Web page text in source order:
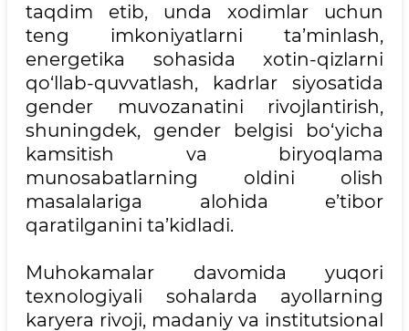
taqdim etib, unda xodimlar uchun
teng imkoniyatlarni ta’minlash,
energetika sohasida xotin-qizlarni
qo‘llab-quvvatlash, kadrlar siyosatida
gender muvozanatini rivojlantirish,
shuningdek, gender belgisi bo‘yicha
kamsitish va biryoqlama
munosabatlarning oldini olish
masalalariga alohida e’tibor
qaratilganini ta’kidladi.
Muhokamalar davomida yuqori
texnologiyali sohalarda ayollarning
karyera rivoji, madaniy va institutsional